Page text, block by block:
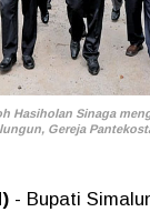
Hasiholan Sinaga
Gereja
- Bupati